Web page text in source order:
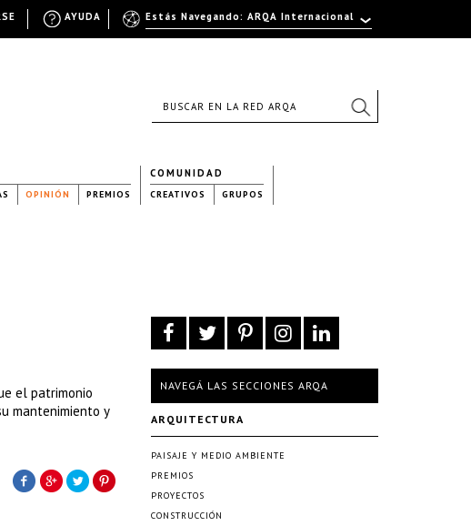
OPINIÓN PREMIOS
COMUNIDAD
CREATIVOS GRUPOS
el patrimonio
mantenimiento y
NAVEGÁ LAS SECCIONES ARQA
ARQUITECTURA
PAISAJE Y MEDIO AMBIENTE
PREMIOS
PROYECTOS
CONSTRUCCIÓN
Estás Navegando: ARQA Internacional
AYUDA